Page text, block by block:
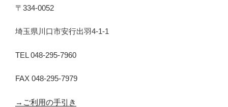
〒334-0052
埼玉県川口市安行出羽4-1-1
TEL 048-295-7960
FAX 048-295-7979
→ご利用の手引き